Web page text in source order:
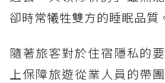
卻時常犧牲雙方的睡眠品質
隨著旅客對於住宿隱私的
上保障旅遊從業人員的帶